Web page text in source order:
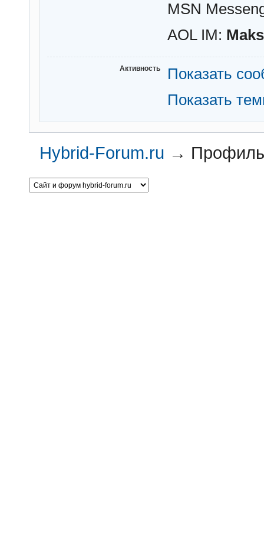
MSN
AOL IM:
Активность
Показать
Показать
Hybrid-Forum.ru → Профиль